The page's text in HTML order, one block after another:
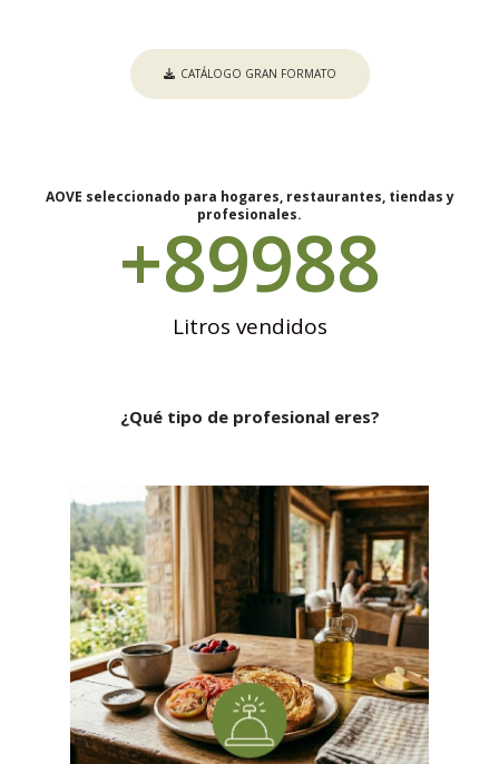
CATÁLOGO GRAN FORMATO
AOVE seleccionado para hogares, restaurantes, tiendas y
profesionales.
+90000
Litros vendidos
¿Qué tipo de profesional eres?